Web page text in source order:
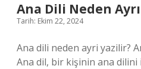
Ana Dili Neden Ayrı
Tarih: Ekim 22, 2024
Ana dili neden ayri yazilir?
Ana dil, bir kişinin ana dilini